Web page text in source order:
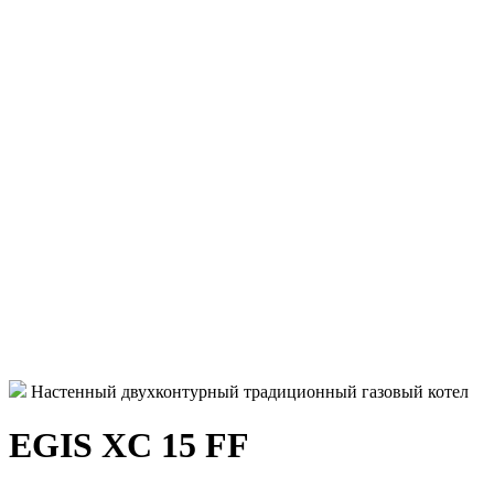
Настенный двухконтурный традиционный газовый котел
EGIS XC 15 FF